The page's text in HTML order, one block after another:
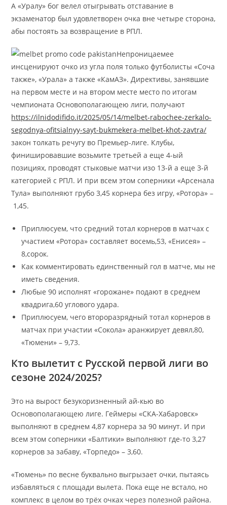
А «Уралу» бог велел отыгрывать отставание в
экзаменатор был удовлетворен очка вне четыре сторона,
абы постоять за возвращение в РПЛ.
Непроницаемее
инсценируют очко из угла поля только футболисты «Соча
также», «Урала» а также «КамАЗ». Директивы, занявшие
на первом месте и на втором месте место по итогам
чемпионата Основополагающею лиги, получают
https://ilnidodifido.it/2025/05/14/melbet-rabochee-zerkalo-
segodnya-ofitsialnyy-sayt-bukmekera-melbet-khot-zavtra/
закон толкать речугу во Премьер-лиге. Клубы,
финишировавшие возьмите третьей а еще 4-ый
позициях, проводят стыковые матчи изо 13-й а еще 3-й
категорией с РПЛ. И при всем этом соперники «Арсенала
Тула» выполняют грубо 3,45 корнера без игру, «Ротора» –
1,45.
Приплюсуем, что средний тотал корнеров в матчах с
участием «Ротора» составляет восемь,53, «Енисея» –
8,сорок.
Как комментировать единственный гол в матче, мы не
иметь сведения.
Любые 90 исполнят «горожане» подают в среднем
квадрига,60 углового удара.
Приплюсуем, чего второразрядный тотал корнеров в
матчах при участии «Сокола» аранжирует девял,80,
«Тюмени» – 9,73.
Кто вылетит с Русской первой лиги во
сезоне 2024/2025?
Это на вырост безукоризненный ай-кью во
Основополагающею лиге. Геймеры «СКА-Хабаровск»
выполняют в среднем 4,87 корнера за 90 минут. И при
всем этом соперники «Балтики» выполняют где-то 3,27
корнеров за забаву, «Торпедо» – 3,60.
«Тюмень» по весне буквально выгрызает очки, пытаясь
избавляться с площади вылета. Пока еще не встало, но
комплекс в целом во трёх очках через полезной района.